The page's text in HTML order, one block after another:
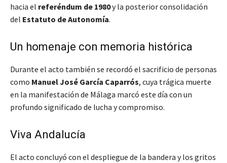
hacia el referéndum de 1980y la posterior consolidación
del Estatuto de Autonomía.
Un homenaje con memoria histórica
Durante el acto también se recordó el sacrificio de personas
como Manuel José García Caparrós, cuya trágica muerte
en la manifestación de Málaga marcó este día con un
profundo significado de lucha y compromiso.
Viva Andalucía
El acto concluyó con el despliegue de la bandera y los gritos